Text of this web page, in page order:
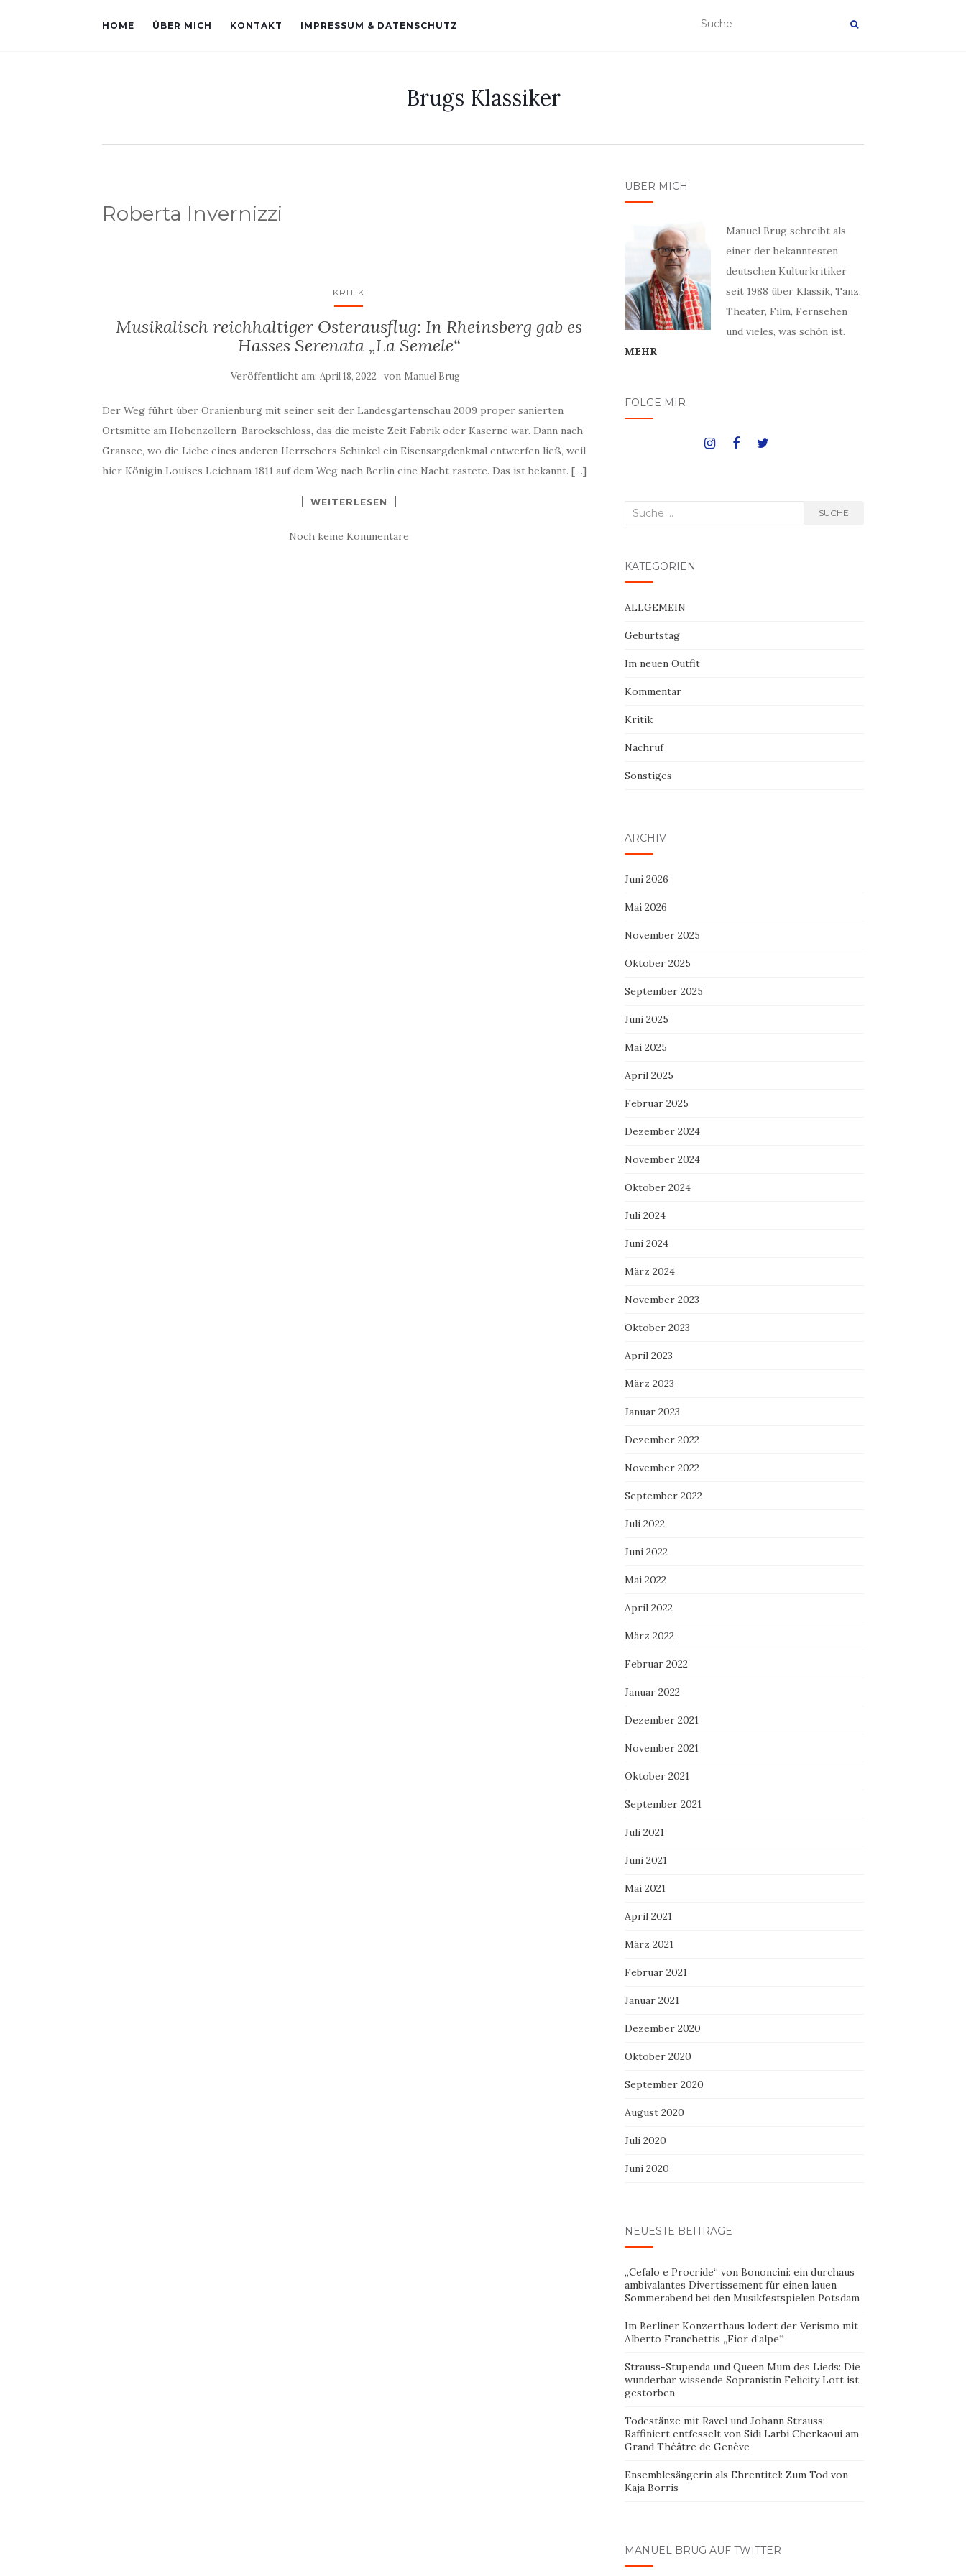
HOME ÜBER MICH KONTAKT IMPRESSUM & DATENSCHUTZ
Brugs Klassiker
Roberta Invernizzi
KRITIK
Musikalisch reichhaltiger Osterausflug: In Rheinsberg gab es
Hasses Serenata „La Semele“
Veröffentlicht am: April 18, 2022 von Manuel Brug
Der Weg führt über Oranienburg mit seiner seit der Landesgartenschau 2009 proper sanierten
Ortsmitte am Hohenzollern-Barockschloss, das die meiste Zeit Fabrik oder Kaserne war. Dann nach
Gransee, wo die Liebe eines anderen Herrschers Schinkel ein Eisensargdenkmal entwerfen ließ, weil
hier Königin Louises Leichnam 1811 auf dem Weg nach Berlin eine Nacht rastete. Das ist bekannt. […]
WEITERLESEN
Noch keine Kommentare
ÜBER MICH
Manuel Brug schreibt als
einer der bekanntesten
deutschen Kulturkritiker
seit 1988 über Klassik, Tanz,
Theater, Film, Fernsehen
und vieles, was schön ist.
MEHR
FOLGE MIR
Suche
SUCHE
KATEGORIEN
ALLGEMEIN
Geburtstag
Im neuen Outfit
Kommentar
Kritik
Nachruf
Sonstiges
ARCHIV
Juni 2026
Mai 2026
November 2025
Oktober 2025
September 2025
Juni 2025
Mai 2025
April 2025
Februar 2025
Dezember 2024
November 2024
Oktober 2024
Juli 2024
Juni 2024
März 2024
November 2023
Oktober 2023
April 2023
März 2023
Januar 2023
Dezember 2022
November 2022
September 2022
Juli 2022
Juni 2022
Mai 2022
April 2022
März 2022
Februar 2022
Januar 2022
Dezember 2021
November 2021
Oktober 2021
September 2021
Juli 2021
Juni 2021
Mai 2021
April 2021
März 2021
Februar 2021
Januar 2021
Dezember 2020
Oktober 2020
September 2020
August 2020
Juli 2020
Juni 2020
NEUESTE BEITRÄGE
„Cefalo e Procride“ von Bononcini: ein durchaus
ambivalantes Divertissement für einen lauen
Sommerabend bei den Musikfestspielen Potsdam
Im Berliner Konzerthaus lodert der Verismo mit
Alberto Franchettis „Fior d’alpe“
Strauss-Stupenda und Queen Mum des Lieds: Die
wunderbar wissende Sopranistin Felicity Lott ist
gestorben
Todestänze mit Ravel und Johann Strauss:
Raffiniert entfesselt von Sidi Larbi Cherkaoui am
Grand Théâtre de Genève
Ensemblesängerin als Ehrentitel: Zum Tod von
Kaja Borris
MANUEL BRUG AUF TWITTER